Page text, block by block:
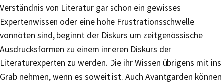
Verständnis von Literatur gar schon ein gewisses
Expertenwissen oder eine hohe Frustrationsschwelle
vonnöten sind, beginnt der Diskurs um zeitgenössische
Ausdrucksformen zu einem inneren Diskurs der
Literaturexperten zu werden. Die ihr Wissen übrigens mit ins
Grab nehmen, wenn es soweit ist. Auch Avantgarden können